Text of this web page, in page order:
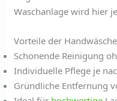
Waschanlage wird hier
Vorteile der
Schonende Reinigung
Individuelle Pflege je
Gründliche Entfernung